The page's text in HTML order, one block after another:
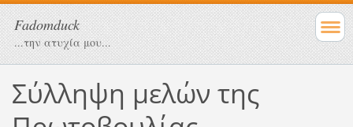
Fadomduck
...την ατυχία μου...
Σύλληψη μελών της